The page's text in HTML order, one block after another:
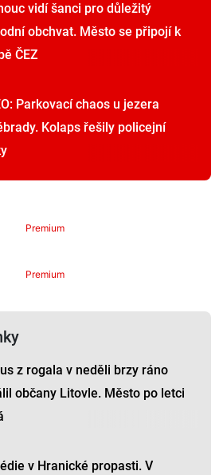
vidí šanci pro důležitý
obchvat. Město se připojí k
ČEZ
Parkovací chaos u jezera
Kolaps řešily policejní
Premium
Premium
z rogala v neděli brzy ráno
občany Litovle. Město po letci
v Hranické propasti. V